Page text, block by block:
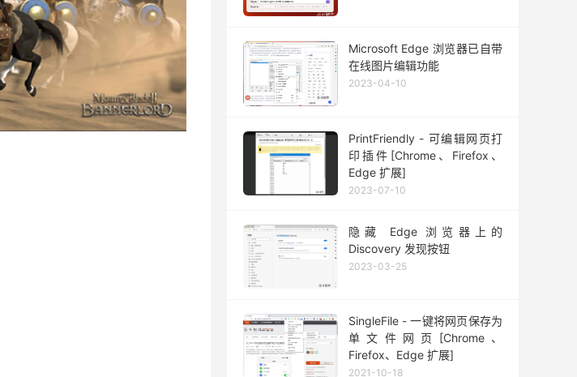
Microsoft Edge 浏览器已自带
在线图片编辑功能
2023-04-10
PrintFriendly - 可编辑网页打
印插件[Chrome、Firefox、
Edge 扩展]
2023-07-10
隐藏 Edge 浏览器上的
Discovery 发现按钮
2023-03-25
SingleFile - 一键将网页保存为
单文件网页[Chrome、
Firefox、Edge 扩展]
2021-10-18